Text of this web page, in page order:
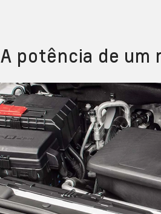
A potência de um